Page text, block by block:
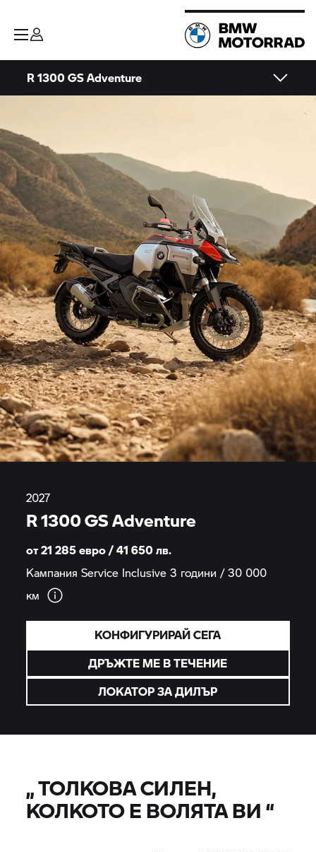
R 1300 GS Adventure
2027
R 1300 GS Adventure
от 21 285 евро / 41 650лв.
Кампания Service Inclusive 3 години / 30 000
км
КОНФИГУРИРАЙ СЕГА
ДРЪЖТЕ МЕ В ТЕЧЕНИЕ
ЛОКАТОР ЗА ДИЛЪР
„ТОЛКОВА СИЛЕН,
КОЛКОТО Е ВОЛЯТА ВИ“